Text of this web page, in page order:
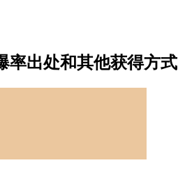
率出处和其他获得方式